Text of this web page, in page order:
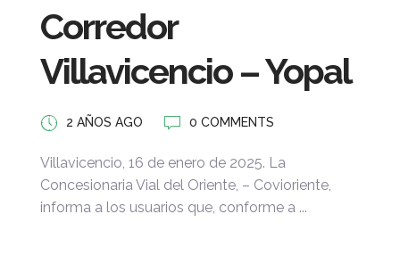
Corredor
Villavicencio – Yopal
2 AÑOS AGO 0 COMMENTS
Villavicencio, 16 de enero de 2025. La
Concesionaria Vial del Oriente, – Covioriente,
informa a los usuarios que, conforme a ...